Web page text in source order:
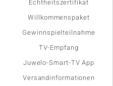
Echtheitszertifikat
Willkommenspaket
Gewinnspielteilnahme
TV-Empfang
Juwelo-Smart-TV App
Versandinformationen